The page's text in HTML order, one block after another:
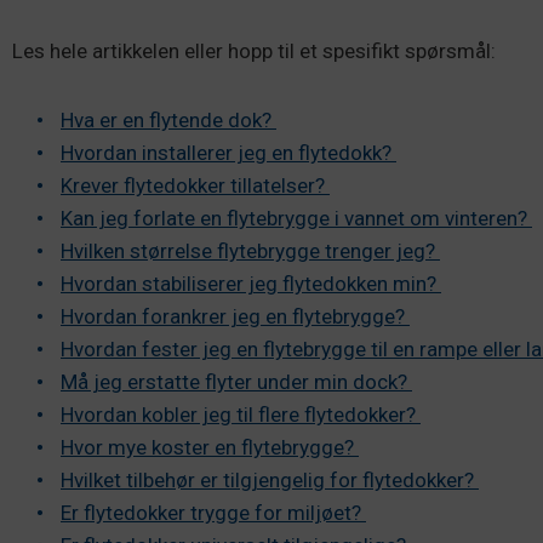
Les hele artikkelen eller hopp til et spesifikt spørsmål:
Hva er en flytende dok?
Hvordan installerer jeg en flytedokk?
Krever flytedokker tillatelser?
Kan jeg forlate en flytebrygge i vannet om vinteren?
Hvilken størrelse flytebrygge trenger jeg?
Hvordan stabiliserer jeg flytedokken min?
Hvordan forankrer jeg en flytebrygge?
Hvordan fester jeg en flytebrygge til en rampe eller
Må jeg erstatte flyter under min dock?
Hvordan kobler jeg til flere flytedokker?
Hvor mye koster en flytebrygge?
Hvilket tilbehør er tilgjengelig for flytedokker?
Er flytedokker trygge for miljøet?